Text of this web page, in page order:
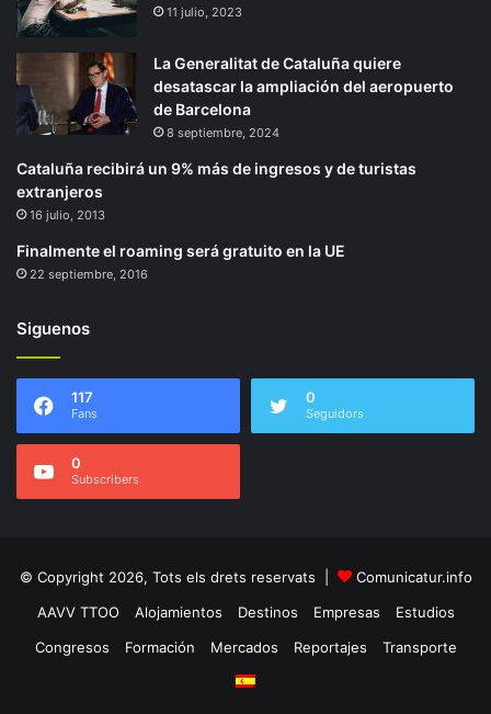
11 julio, 2023
La Generalitat de Cataluña quiere
desatascar la ampliación del aeropuerto
de Barcelona
8 septiembre, 2024
Cataluña recibirá un 9% más de ingresos y de turistas
extranjeros
16 julio, 2013
Finalmente el roaming será gratuito en la UE
22 septiembre, 2016
Siguenos
117
Fans
0
Seguidors
0
Subscribers
© Copyright 2026, Tots els drets reservats |
Comunicatur.info
AAVV TTOO
Alojamientos Destinos Empresas
Estudios
Congresos
Formación Mercados Reportajes Transporte